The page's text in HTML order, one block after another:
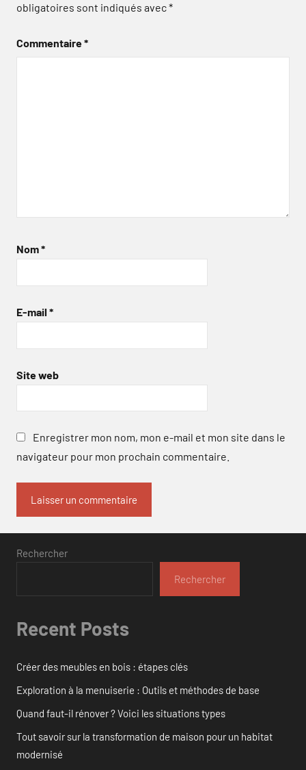
obligatoires sont indiqués avec*
Commentaire*
Nom*
E-mail *
Site web
Enregistrer mon nom, mon e-mail et mon site dans le
navigateur pour mon prochain commentaire.
Rechercher
Rechercher
Recent Posts
Créer des meubles en bois : étapes clés
Exploration à la menuiserie : Outils et méthodes de base
Quand faut-il rénover ? Voici les situations types
Tout savoir sur la transformation de maison pour un habitat
modernisé